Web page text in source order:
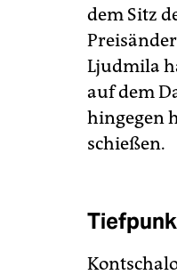
dem Sitz
Ljudmila
auf dem
hingegen
schießen.